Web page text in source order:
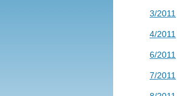
3/2011
4/2011
6/2011
7/2011